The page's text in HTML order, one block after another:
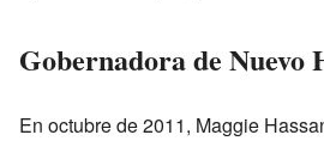
Gobernadora de Nuevo
En octubre de 2011, Maggie